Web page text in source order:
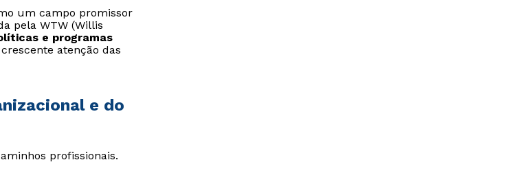
um campo promissor
pela WTW (Willis
e programas
atenção das
e do
profissionais.
e fácil
e fácil